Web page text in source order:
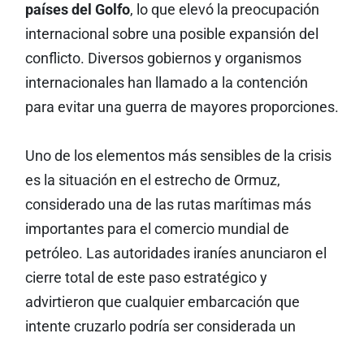
países del Golfo, lo que elevó la preocupación
internacional sobre una posible expansión del
conflicto. Diversos gobiernos y organismos
internacionales han llamado a la contención
para evitar una guerra de mayores proporciones.
Uno de los elementos más sensibles de la crisis
es la situación en el estrecho de Ormuz,
considerado una de las rutas marítimas más
importantes para el comercio mundial de
petróleo. Las autoridades iraníes anunciaron el
cierre total de este paso estratégico y
advirtieron que cualquier embarcación que
intente cruzarlo podría ser considerada un